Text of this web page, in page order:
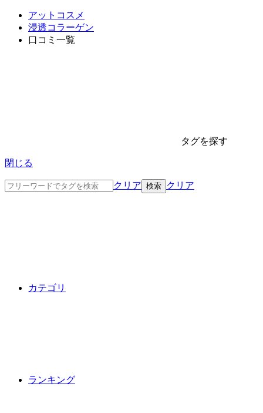
アットコスメ
浸透コラーゲン
口コミ一覧
タグを探す
閉じる
クリア クリア
カテゴリ
ランキング